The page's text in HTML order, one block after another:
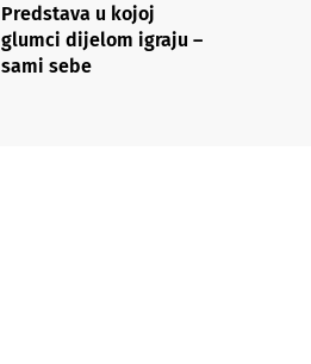
Predstava u kojoj
glumci dijelom igraju –
sami sebe